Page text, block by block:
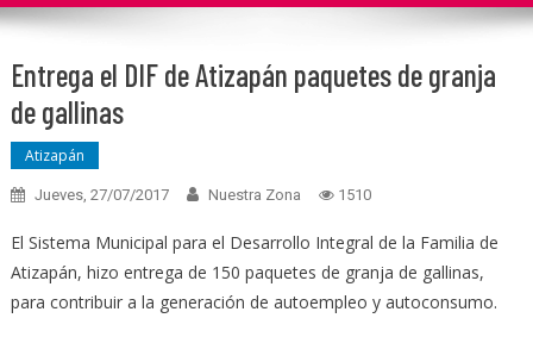
Entrega el DIF de Atizapán paquetes de granja
de gallinas
Atizapán
Jueves, 27/07/2017 Nuestra Zona 1510
El Sistema Municipal para el Desarrollo Integral de la Familia de
Atizapán, hizo entrega de 150 paquetes de granja de gallinas,
para contribuir a la generación de autoempleo y autoconsumo.